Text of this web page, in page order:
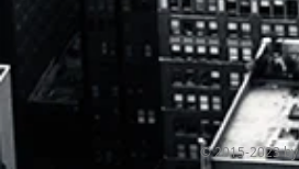
© 2015-2023 by